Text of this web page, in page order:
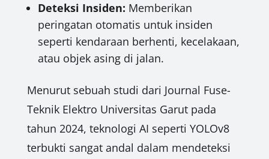
Deteksi Insiden: Memberikan
peringatan otomatis untuk insiden
seperti kendaraan berhenti, kecelakaan,
atau objek asing di jalan.
Menurut sebuah studi dari Journal Fuse-
Teknik Elektro Universitas Garut pada
tahun 2024, teknologi AI seperti YOLOv8
terbukti sangat andal dalam mendeteksi